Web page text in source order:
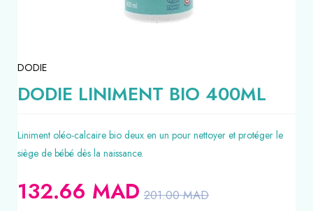
DODIE
DODIE LINIMENT BIO 400ML
Liniment oléo-calcaire bio deux en un pour nettoyer et protéger le
siège de bébé dès la naissance.
201.00MAD
132.66 MAD